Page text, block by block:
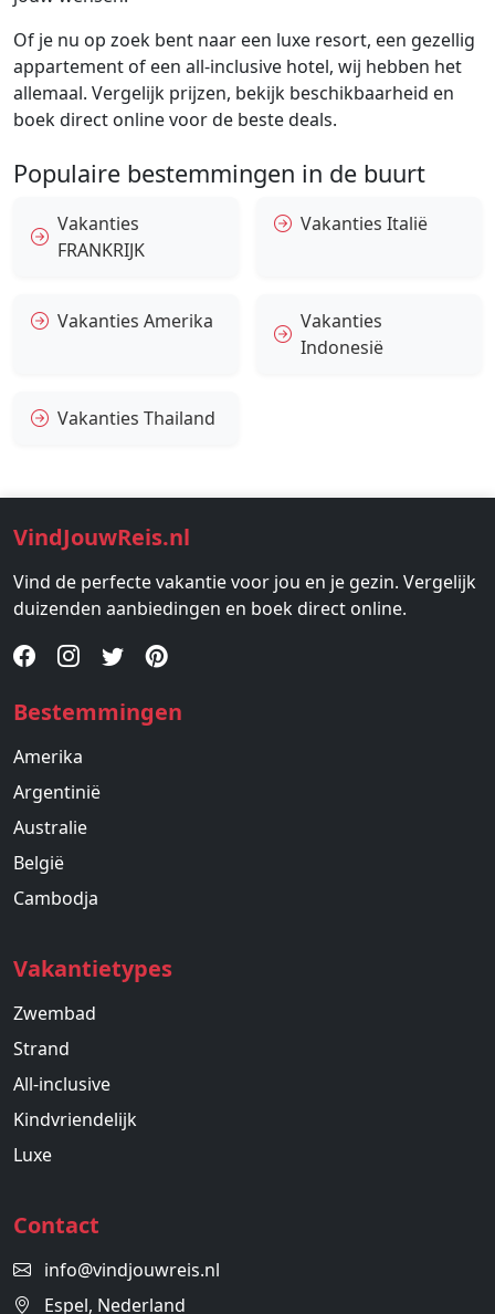
Of je nu op zoek bent naar een luxe resort, een gezellig
appartement of een all-inclusive hotel, wij hebben het
allemaal. Vergelijk prijzen, bekijk beschikbaarheid en
boek direct online voor de beste deals.
Populaire bestemmingen in de buurt
Vakanties
FRANKRIJK
Vakanties Italië
Vakanties Amerika
Vakanties
Indonesië
Vakanties Thailand
VindJouwReis.nl
Vind de perfecte vakantie voor jou en je gezin. Vergelijk
duizenden aanbiedingen en boek direct online.
Bestemmingen
Amerika
Argentinië
Australie
België
Cambodja
Vakantietypes
Zwembad
Strand
All-inclusive
Kindvriendelijk
Luxe
Contact
info@vindjouwreis.nl
Espel, Nederland